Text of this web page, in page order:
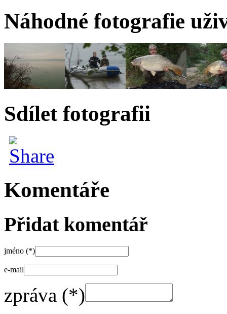
Náhodné fotografie
Sdílet fotografii
Komentáře
Přidat komentář
jméno (*)
e-mail
zpráva (*)